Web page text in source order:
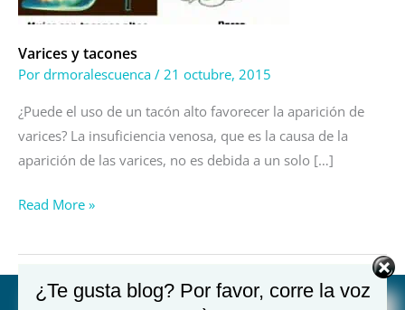
Varices y tacones
Por drmoralescuenca / 21 octubre, 2015
¿Puede el uso de un tacón alto favorecer la aparición de
varices? La insuficiencia venosa, que es la causa de la
aparición de las varices, no es debida a un solo […]
Read More »
¿Te gusta blog? Por favor, corre la voz